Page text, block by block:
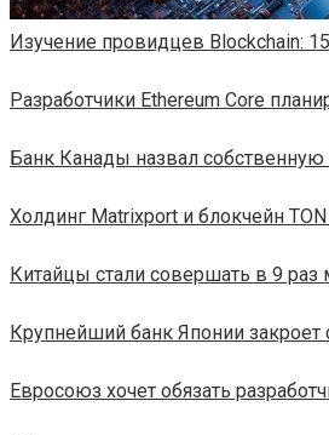
Изучение провидцев Blockchain:
Разработчики Ethereum Core
Банк Канады назвал собственную
​​Холдинг Matrixport и блокчейн
Китайцы стали совершать в 9
Крупнейший банк Японии закроет
Евросоюз хочет обязать